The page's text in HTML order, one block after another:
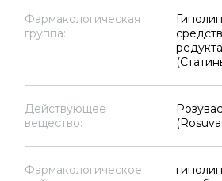
Фармакологическая
группа:
Действующее
вещество:
Фармакологическое